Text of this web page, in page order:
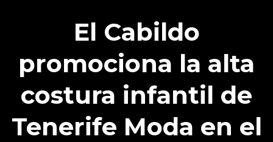
El Cabildo
promociona la alta
costura infantil de
Tenerife Moda en el